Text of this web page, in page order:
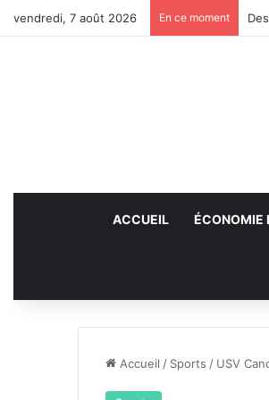
vendredi, 7 août 2026 En ce moment
ACCUEIL ÉCONOMIE
Accueil / Sports / USV